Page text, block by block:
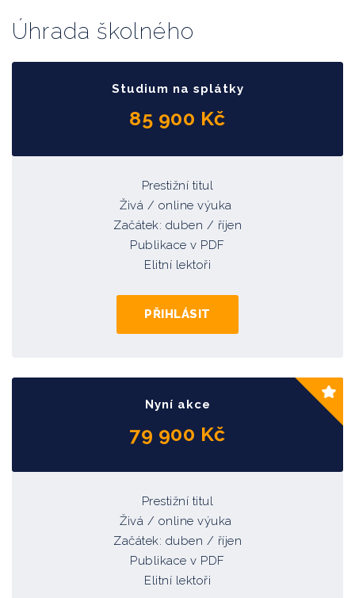
Úhrada školného
Studium na splátky
85 900 Kč
Prestižní titul
Živá / online výuka
Začátek: duben / říjen
Publikace v PDF
Elitní lektoři
PŘIHLÁSIT
Nyní akce
79 900 Kč
Prestižní titul
Živá / online výuka
Začátek: duben / říjen
Publikace v PDF
Elitní lektoři